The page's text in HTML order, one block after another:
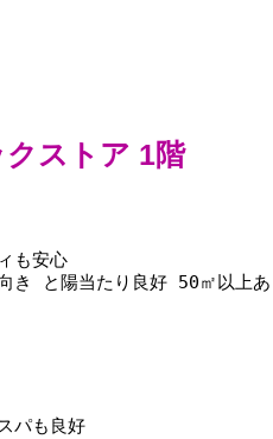
ストア 1階
も安心
と陽当たり良好 50㎡以上
パも良好